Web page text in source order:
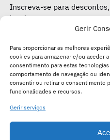
Gerir
Para proporcionar as melhores
cookies para armazenar e/ou aceder
consentimento para estas
comportamento de navegação ou
consentir ou retirar o consentimento
funcionalidades e recursos.
Gerir serviços
Inscreva-se para
locais.
Subscribe here